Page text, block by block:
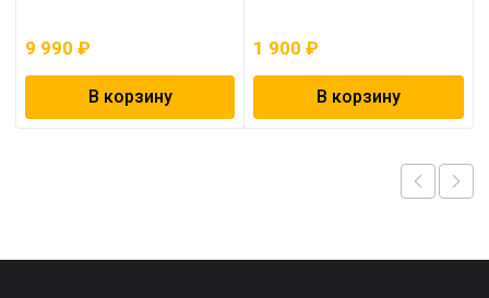
9 990 ₽
В корзину
1 900₽
В корзину